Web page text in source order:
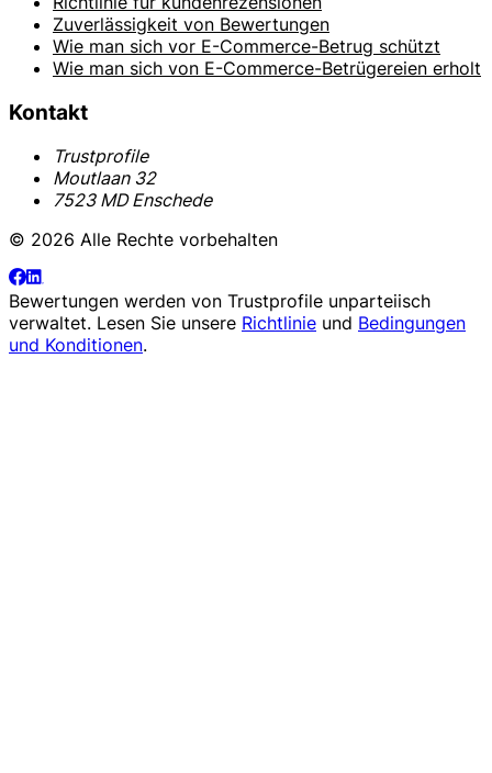
Zuverlässigkeit von Bewertungen
Wie man sich vor E-Commerce-Betrug schützt
Wie man sich von E-Commerce-Betrügereien erholt
Kontakt
Trustprofile
Moutlaan 32
7523 MD Enschede
© 2026 Alle Rechte vorbehalten
Bewertungen werden von Trustprofile unparteiisch
verwaltet. Lesen Sie unsere Richtlinie und Bedingungen
und Konditionen.